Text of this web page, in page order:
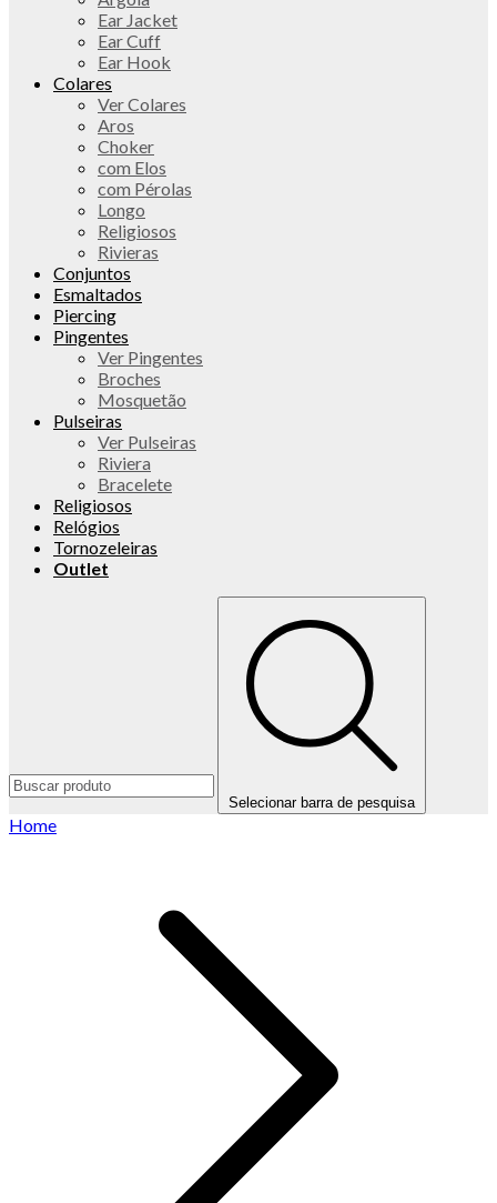
Ear Jacket
Ear Cuff
Ear Hook
Colares
Ver Colares
Aros
Choker
com Elos
com Pérolas
Longo
Religiosos
Rivieras
Conjuntos
Esmaltados
Piercing
Pingentes
Ver Pingentes
Broches
Mosquetão
Pulseiras
Ver Pulseiras
Riviera
Bracelete
Religiosos
Relógios
Tornozeleiras
Outlet
Selecionar barra de pesquisa
Home